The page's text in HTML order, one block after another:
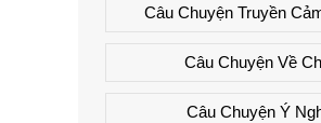
Câu Chuyện Truyền
Câu Chuyện Về
Câu Chuyện Ý